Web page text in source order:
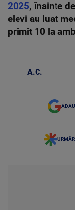
2025, înainte
elevi au luat
primit 10 la
A.C.